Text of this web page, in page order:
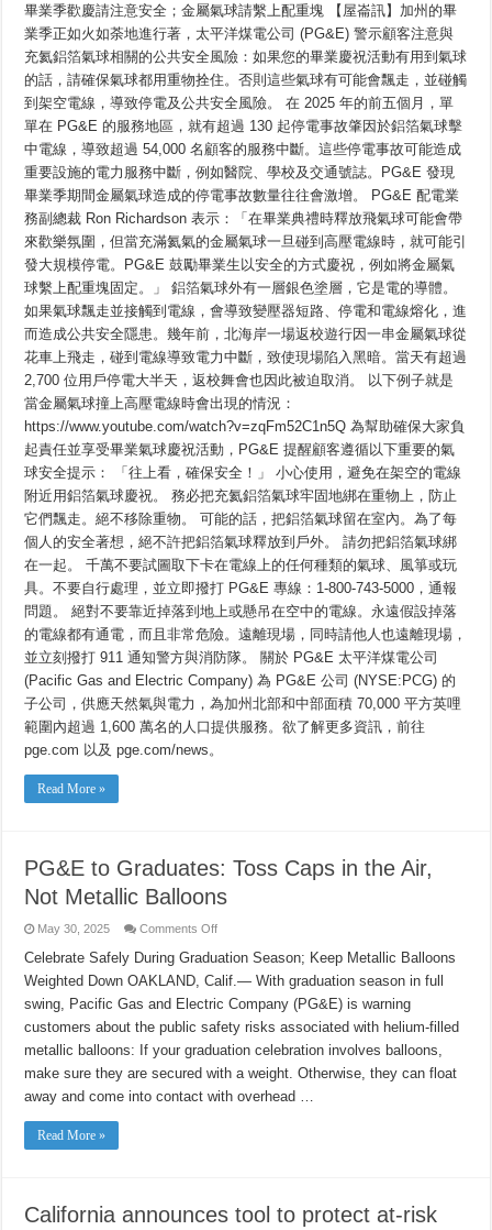
致
畢
業
生：
拋
帽
慶
祝
就
好，
別
釋
放
金
屬
氣
球
畢業季歡慶請注意安全；金屬氣球請繫上配重塊 【屋崙訊】加州的畢
業季正如火如荼地進行著，太平洋煤電公司 (PG&E) 警示顧客注意與
充氦鋁箔氣球相關的公共安全風險：如果您的畢業慶祝活動有用到氣球
的話，請確保氣球都用重物拴住。否則這些氣球有可能會飄走，並碰觸
到架空電線，導致停電及公共安全風險。 在 2025 年的前五個月，單
單在 PG&E 的服務地區，就有超過 130 起停電事故肇因於鋁箔氣球擊
中電線，導致超過 54,000 名顧客的服務中斷。這些停電事故可能造成
重要設施的電力服務中斷，例如醫院、學校及交通號誌。PG&E 發現
畢業季期間金屬氣球造成的停電事故數量往往會激增。 PG&E 配電業
務副總裁 Ron Richardson 表示：「在畢業典禮時釋放飛氣球可能會帶
來歡樂氛圍，但當充滿氦氣的金屬氣球一旦碰到高壓電線時，就可能引
發大規模停電。PG&E 鼓勵畢業生以安全的方式慶祝，例如將金屬氣
球繫上配重塊固定。」 鋁箔氣球外有一層銀色塗層，它是電的導體。
如果氣球飄走並接觸到電線，會導致變壓器短路、停電和電線熔化，進
而造成公共安全隱患。幾年前，北海岸一場返校遊行因一串金屬氣球從
花車上飛走，碰到電線導致電力中斷，致使現場陷入黑暗。當天有超過
2,700 位用戶停電大半天，返校舞會也因此被迫取消。 以下例子就是
當金屬氣球撞上高壓電線時會出現的情況：
https://www.youtube.com/watch?v=zqFm52C1n5Q 為幫助確保大家負
起責任並享受畢業氣球慶祝活動，PG&E 提醒顧客遵循以下重要的氣
球安全提示： 「往上看，確保安全！」 小心使用，避免在架空的電線
附近用鋁箔氣球慶祝。 務必把充氦鋁箔氣球牢固地綁在重物上，防止
它們飄走。絕不移除重物。 可能的話，把鋁箔氣球留在室內。為了每
個人的安全著想，絕不許把鋁箔氣球釋放到戶外。 請勿把鋁箔氣球綁
在一起。 千萬不要試圖取下卡在電線上的任何種類的氣球、風箏或玩
具。不要自行處理，並立即撥打 PG&E 專線：1-800-743-5000，通報
問題。 絕對不要靠近掉落到地上或懸吊在空中的電線。永遠假設掉落
的電線都有通電，而且非常危險。遠離現場，同時請他人也遠離現場，
並立刻撥打 911 通知警方與消防隊。 關於 PG&E 太平洋煤電公司
(Pacific Gas and Electric Company) 為 PG&E 公司 (NYSE:PCG) 的
子公司，供應天然氣與電力，為加州北部和中部面積 70,000 平方英哩
範圍內超過 1,600 萬名的人口提供服務。欲了解更多資訊，前往
pge.com 以及 pge.com/news。
Read More »
PG&E to Graduates: Toss Caps in the Air,
Not Metallic Balloons
May 30, 2025 Comments Offon
to
Graduates:
Toss
in
the
Air,
Not
Metallic
Balloons
Celebrate Safely During Graduation Season; Keep Metallic Balloons
Weighted Down OAKLAND, Calif.— With graduation season in full
swing, Pacific Gas and Electric Company (PG&E) is warning
customers about the public safety risks associated with helium-filled
metallic balloons: If your graduation celebration involves balloons,
make sure they are secured with a weight. Otherwise, they can float
away and come into contact with overhead …
Read More »
California announces tool to protect at-risk